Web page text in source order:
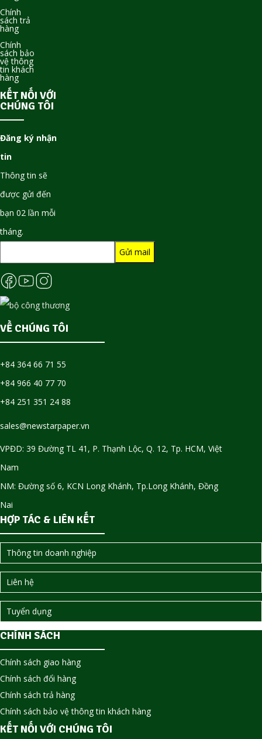
Chính
sách trả
hàng
Chính
sách bảo
vệ thông
tin khách
hàng
KẾT NỐI VỚI
CHÚNG TÔI
Đăng ký nhận
tin
Thông tin sẽ
được gửi đến
bạn 02 lần mỗi
tháng.
VỀ CHÚNG TÔI
+84 364 66 71 55
+84 966 40 77 70
+84 251 351 24 88
sales@newstarpaper.vn
VPĐD: 39 Đường TL 41, P. Thạnh Lộc, Q. 12, Tp. HCM, Việt
Nam
NM: Đường số 6, KCN Long Khánh, Tp.Long Khánh, Đồng
Nai
HỢP TÁC & LIÊN KẾT
Thông tin doanh nghiệp
Liên hệ
Tuyển dụng
CHÍNH SÁCH
Chính sách giao hàng
Chính sách đổi hàng
Chính sách trả hàng
Chính sách bảo vệ thông tin khách hàng
KẾT NỐI VỚI CHÚNG TÔI